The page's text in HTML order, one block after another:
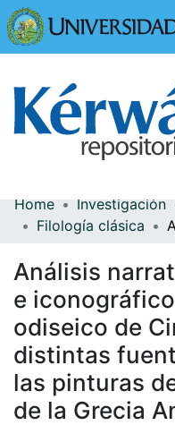
Communities &
Browse Kérwá
Statistics
Home Investigación
Filología clásica
Análisis
e
odiseico de
distintas
las pinturas
de la Grecia